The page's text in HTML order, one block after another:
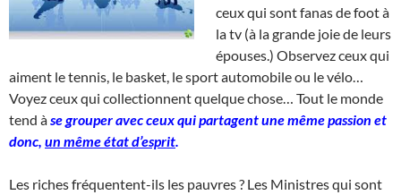
ceux qui sont fanas de foot à
la tv (à la grande joie de leurs
épouses.) Observez ceux qui
aiment le tennis, le basket, le sport automobile ou le vélo…
Voyez ceux qui collectionnent quelque chose… Tout le monde
tend àse grouper avec ceux qui partagent une même passion et
donc, un même état d’esprit.
Les riches fréquentent-ils les pauvres ? Les Ministres qui sont